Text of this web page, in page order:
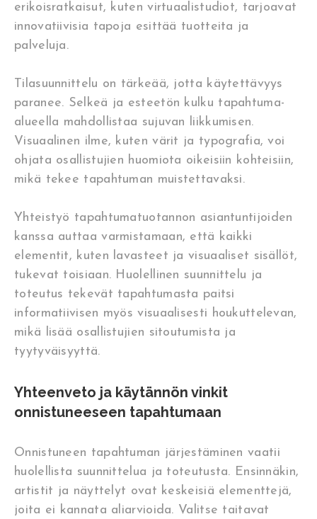
erikoisratkaisut, kuten virtuaalistudiot, tarjoavat
innovatiivisia tapoja esittää tuotteita ja
palveluja.
Tilasuunnittelu on tärkeää, jotta käytettävyys
paranee. Selkeä ja esteetön kulku tapahtuma-
alueella mahdollistaa sujuvan liikkumisen.
Visuaalinen ilme, kuten värit ja typografia, voi
ohjata osallistujien huomiota oikeisiin kohteisiin,
mikä tekee tapahtuman muistettavaksi.
Yhteistyö tapahtumatuotannon asiantuntijoiden
kanssa auttaa varmistamaan, että kaikki
elementit, kuten lavasteet ja visuaaliset sisällöt,
tukevat toisiaan. Huolellinen suunnittelu ja
toteutus tekevät tapahtumasta paitsi
informatiivisen myös visuaalisesti houkuttelevan,
mikä lisää osallistujien sitoutumista ja
tyytyväisyyttä.
Yhteenveto ja käytännön vinkit
onnistuneeseen tapahtumaan
Onnistuneen tapahtuman järjestäminen vaatii
huolellista suunnittelua ja toteutusta. Ensinnäkin,
artistit ja näyttelyt ovat keskeisiä elementtejä,
joita ei kannata aliarvioida. Valitse taitavat